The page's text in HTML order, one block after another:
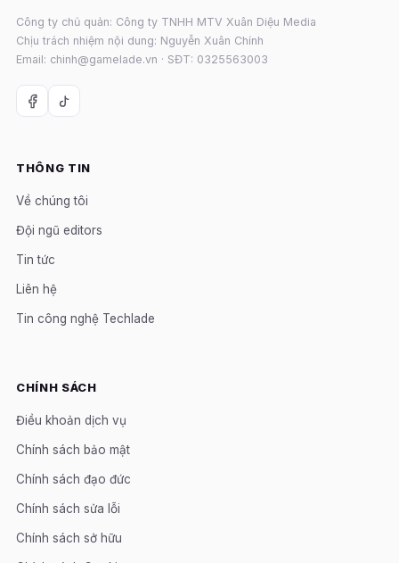
Công ty chủ quản: Công ty TNHH MTV Xuân Diệu Media
Chịu trách nhiệm nội dung: Nguyễn Xuân Chính
Email: chinh@gamelade.vn · SĐT: 0325563003
THÔNG TIN
Về chúng tôi
Đội ngũ editors
Tin tức
Liên hệ
Tin công nghệ Techlade
CHÍNH SÁCH
Điều khoản dịch vụ
Chính sách bảo mật
Chính sách đạo đức
Chính sách sửa lỗi
Chính sách sở hữu